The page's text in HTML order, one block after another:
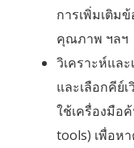
การเพิ่มเติม
คุณภาพ ฯลฯ
วิเคราะห์แล
และเลือกคีย์
ใช้เครื่องมือ
tools) เพื่อห